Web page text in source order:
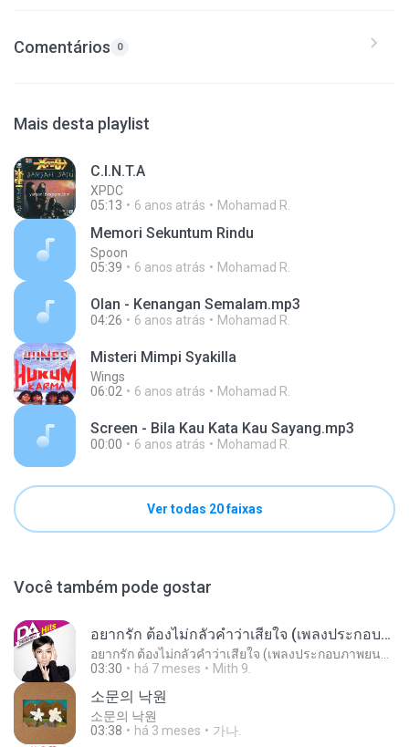
Comentários 0
Mais desta playlist
C.I.N.T.A
XPDC
05:13
6 anos atrás Mohamad R.
Memori Sekuntum Rindu
Spoon
05:39
6 anos atrás Mohamad R.
Olan - Kenangan Semalam.mp3
04:26 6 anos atrás Mohamad R.
Misteri Mimpi Syakilla
Wings
06:02
6 anos atrás Mohamad R.
Screen - Bila Kau Kata Kau Sayang.mp3
00:00 6 anos atrás Mohamad R.
Ver todas 20 faixas
Você também pode gostar
อยากรัก ต้องไม่กลัวคำว่าเสียใจ (เพลงประกอบภาพยนตร์ รัก 7 ปี ดี 7 หน)
03:30
há 7 meses Mith 9.
소문의 낙원
소문의 낙원
03:38
há 3 meses 가나.